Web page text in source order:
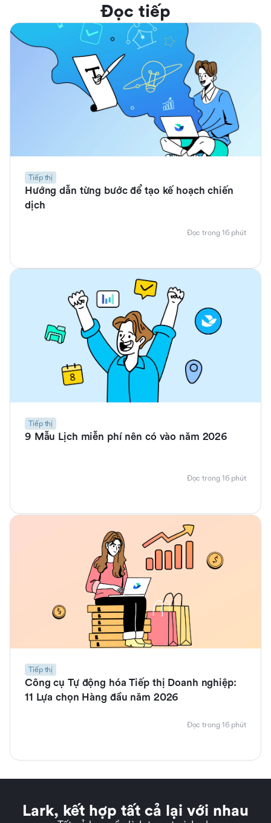
Đọc tiếp
Tiếp thị
Hướng dẫn từng bước để tạo kế hoạch chiến
dịch
Đọc trong 16 phút
Tiếp thị
9 Mẫu Lịch miễn phí nên có vào năm 2026
Đọc trong 16 phút
Tiếp thị
Công cụ Tự động hóa Tiếp thị Doanh nghiệp:
11 Lựa chọn Hàng đầu năm 2026
Đọc trong 16 phút
Lark, kết hợp tất cả lại với nhau